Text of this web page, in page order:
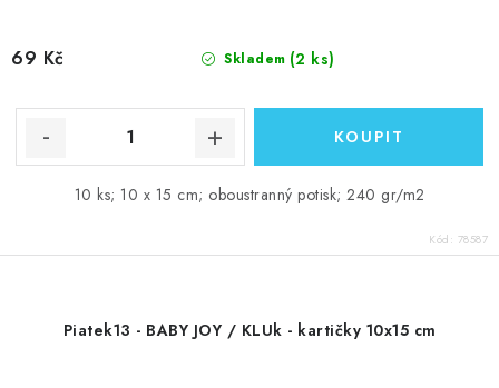
Skladem (2 ks)
69 Kč
10 ks; 10 x 15 cm; oboustranný potisk; 240 gr/m2
Kód: 78587
Piatek13 - BABY JOY / KLUk - kartičky 10x15 cm